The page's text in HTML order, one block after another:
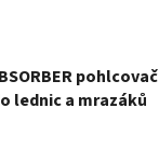
pohlcovač
lednic a mrazáků